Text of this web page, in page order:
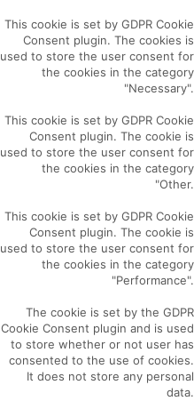
This cookie is set by GDPR Cookie
Consent plugin. The cookies is
used to store the user consent for
the cookies in the category
"Necessary".
This cookie is set by GDPR Cookie
Consent plugin. The cookie is
used to store the user consent for
the cookies in the category
"Other.
This cookie is set by GDPR Cookie
Consent plugin. The cookie is
used to store the user consent for
the cookies in the category
"Performance".
The cookie is set by the GDPR
Cookie Consent plugin and is used
to store whether or not user has
consented to the use of cookies.
It does not store any personal
data.